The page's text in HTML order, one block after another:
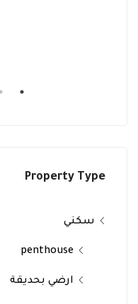
Property Type
سكني
penthouse
ارضي بحديقة